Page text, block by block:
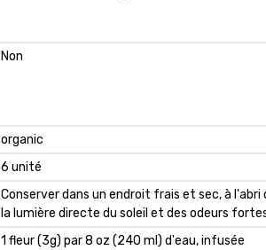
‎Non
‎organic
‎6 unité
‎Conserver dans un endroit frais et sec, à l'abri
la lumière directe du soleil et des odeurs
‎1 fleur (3g) par 8 oz (240 ml) d'eau, infusée